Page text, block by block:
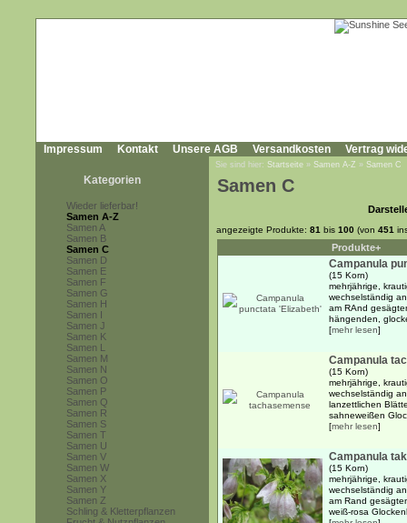
Impressum Kontakt Unsere AGB Versandkosten Vertrag
Kategorien
Wieder lieferbar!
Samen A-Z
Samen A
Samen B
Samen C
Samen D
Samen E
Samen F
Samen G
Samen H
Samen I
Samen J
Samen K
Samen L
Samen M
Samen N
Samen O
Samen P
Samen Q
Samen R
Samen S
Samen T
Samen U
Samen V
Samen W
Samen X
Samen Y
Samen Z
Schling & Kletterpflanzen
Sie sind hier: Startseite » Samen A-Z » Samen C
Samen C
angezeigte Produkte: 81 bis 100 (von 451
Produkte+
Campanula
(15 Korn)
mehrjährige,
wechselständig
am RAnd
hängenden,
[mehr lesen]
Campanula
(15 Korn)
mehrjährige,
wechselständig
lanzettlichen
sahneweißen
[mehr lesen]
Campanula
(15 Korn)
mehrjährige,
wechselständig
am Rand
weiß-rosa